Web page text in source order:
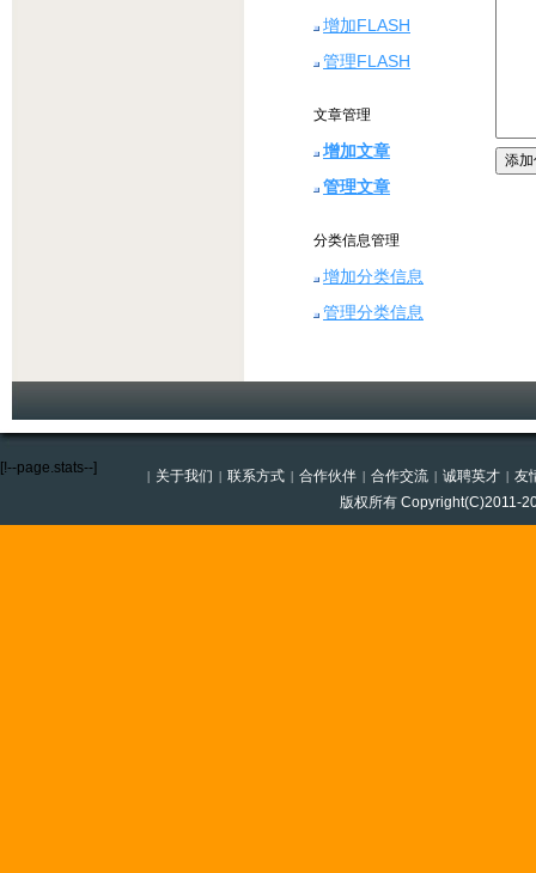
增加FLASH
管理FLASH
文章管理
增加文章
管理文章
分类信息管理
增加分类信息
管理分类信息
| 关于我们 | 联系方式 | 合作伙伴 | 合作交流 | 诚聘英才 | 友
版权所有 Copyright(C)2011-
[!--page.stats--]